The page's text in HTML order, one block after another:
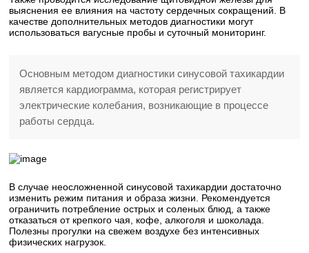
выяснения ее влияния на частоту сердечных сокращений. В
качестве дополнительных методов диагностики могут
использоваться вагусные пробы и суточный мониторинг.
Основным методом диагностики синусовой тахикардии
является кардиограмма, которая регистрирует
электрические колебания, возникающие в процессе
работы сердца.
В случае неосложненной синусовой тахикардии достаточно
изменить режим питания и образа жизни. Рекомендуется
ограничить потребление острых и соленых блюд, а также
отказаться от крепкого чая, кофе, алкоголя и шоколада.
Полезны прогулки на свежем воздухе без интенсивных
физических нагрузок.